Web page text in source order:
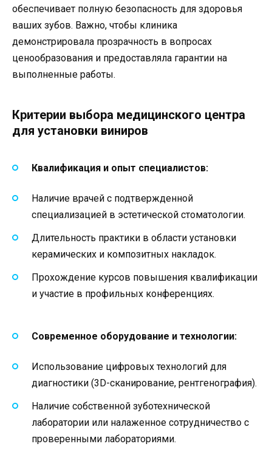
обеспечивает полную безопасность для здоровья
ваших зубов. Важно, чтобы клиника
демонстрировала прозрачность в вопросах
ценообразования и предоставляла гарантии на
выполненные работы.
Критерии выбора медицинского центра
для установки виниров
Квалификация и опыт специалистов:
Наличие врачей с подтвержденной
специализацией в эстетической стоматологии.
Длительность практики в области установки
керамических и композитных накладок.
Прохождение курсов повышения квалификации
и участие в профильных конференциях.
Современное оборудование и технологии:
Использование цифровых технологий для
диагностики (3D-сканирование, рентгенография).
Наличие собственной зуботехнической
лаборатории или налаженное сотрудничество с
проверенными лабораториями.